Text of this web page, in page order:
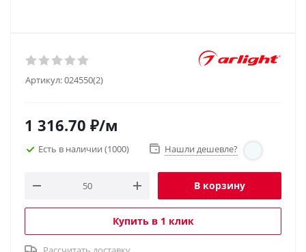
Артикул:024550(2)
1 316.70 ₽/м
Есть в наличии (1000) Нашли дешевле?
В корзину
Купить в 1 клик